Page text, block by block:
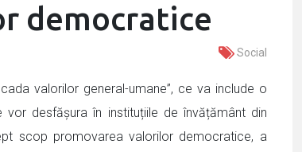
democratice
Social
valorilor general-umane”, ce va include o
desfășura în instituțiile de învățământ din
scop promovarea valorilor democratice, a